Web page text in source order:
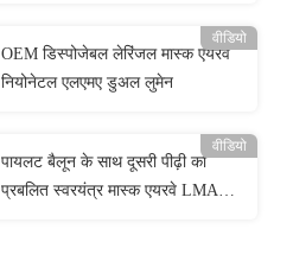
वीडियो
OEM डिस्पोजेबल लेरिंजल मास्क एयरवे
नियोनेटल एलएमए डुअल लुमेन
वीडियो
पायलट बैलून के साथ दूसरी पीढ़ी का
प्रबलित स्वरयंत्र मास्क एयरवे LMA